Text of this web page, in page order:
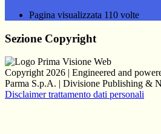
Pagina visualizzata 110 volte
Sezione Copyright
Copyright 2026 | Engineered and
Parma S.p.A. | Divisione Publishing &
Disclaimer trattamento dati personali